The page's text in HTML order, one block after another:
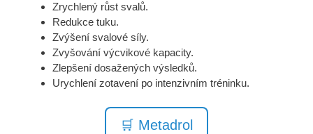
Zrychlený růst svalů.
Redukce tuku.
Zvýšení svalové síly.
Zvyšování výcvikové kapacity.
Zlepšení dosažených výsledků.
Urychlení zotavení po intenzivním tréninku.
🛒 Metadrol